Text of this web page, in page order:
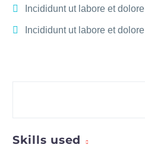
Incididunt ut labore et dolore
Incididunt ut labore et dolore
Skills used